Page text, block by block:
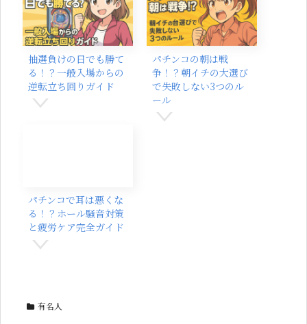
抽選負けの日でも勝て
る！？一般入場からの
逆転立ち回りガイド
パチンコの朝は戦
争！？朝イチの大選び
で失敗しない3つのル
ール
パチンコで耳は悪くな
る！？ホール騒音対策
と疲労ケア完全ガイド
有名人